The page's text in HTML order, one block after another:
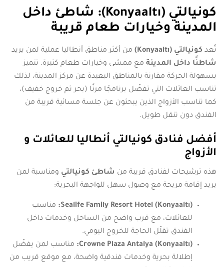
كونيالتي (Konyaaltı): شاطئ داخل
المدينة وخيارات طعام قريبة
تُعد كونيالتي (Konyaaltı)
من أكثر مناطق أنطاليا عملية لمن يريد
شاطئًا داخل المدينة مع ممشى وخيارات طعام كثيرة. تتميز
بسهولة الحركة مقارنة بالمناطق البعيدة عن مركز المدينة، لذلك
تناسب العائلات التي تفضّل برنامجًا مرنًا (بحر ثم خروج خفيف)،
كما تناسب الأزواج الذين يبحثون عن جلسة مسائية قريبة من
الفندق دون تنقل طويل.
أفضل فنادق كونيالتي أنطاليا للعائلات و
الأزواج
هذه ترشيحات لفنادق قريبة من شاطئ كونيالتي ومناسبة لمن
يريد إقامة مريحة مع وصول سهل للواجهة البحرية:
Sealife Family Resort Hotel (Konyaaltı):
مناسب
للعائلات، مع قرب واضح من الساحل وخدمات داخل
الفندق تقلّل الحاجة للخروج اليومي.
Crowne Plaza Antalya (Konyaaltı):
مناسب لمن يفضّل
إطلالة بحرية وخدمات فندقية واضحة، مع موقع قريب من